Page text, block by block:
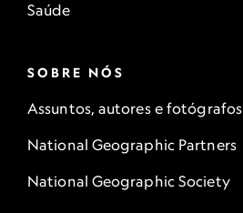
Saúde
SOBRE NÓS
Assuntos, autores e fotógrafos
National Geographic Partners
National Geographic Society